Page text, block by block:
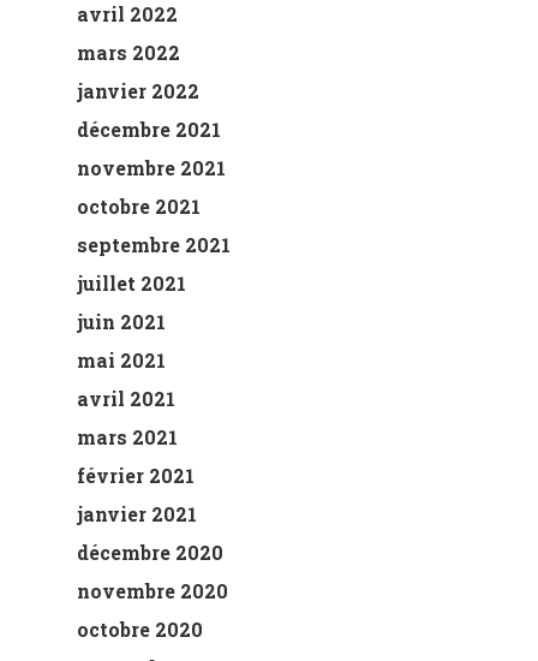
avril 2022
mars 2022
janvier 2022
décembre 2021
novembre 2021
octobre 2021
septembre 2021
juillet 2021
juin 2021
mai 2021
avril 2021
mars 2021
février 2021
janvier 2021
décembre 2020
novembre 2020
octobre 2020